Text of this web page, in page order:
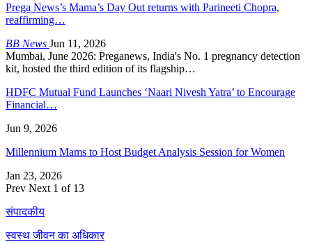
Prega News’s Mama’s Day Out returns with Parineeti Chopra,
reaffirming…
BB News Jun 11, 2026
Mumbai, June 2026: Preganews, India's No. 1 pregnancy detection
kit, hosted the third edition of its flagship…
HDFC Mutual Fund Launches ‘Naari Nivesh Yatra’ to Encourage
Financial…
Jun 9, 2026
Millennium Mams to Host Budget Analysis Session for Women
Jan 23, 2026
Prev Next 1 of 13
संपादकीय
स्वस्थ जीवन का अधिकार